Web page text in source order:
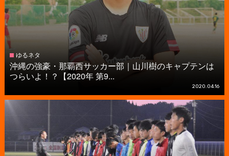
ゆるネタ
沖縄の強豪・那覇西サッカー部｜山川樹のキャプテンは
つらいよ！？【2020年 第9...
2020.04.16